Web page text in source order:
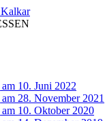
10. Juni 2022
28. November 2021
10. Oktober 2020